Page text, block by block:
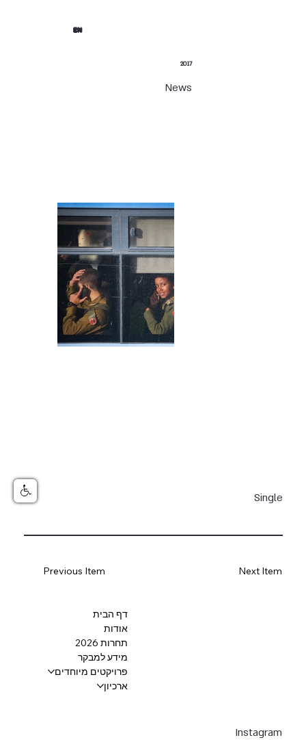
EN
2017
News
Single
Next Item
Previous Item
Instagram
דף הבית
אודות
תחרות 2026
מידע למבקר
פרויקטים מיוחדים
ארכיון